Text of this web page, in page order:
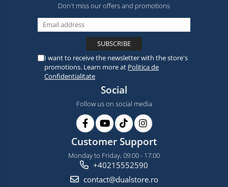
Don't miss our offers and promotions
I want to receive the newsletter with the store's
promotions. Learn more at Politica de
Confidentialitate
Social
Follow us on social media
Customer Support
Monday to Friday, 09:00 - 17:00
+40215552590
contact@dualstore.ro